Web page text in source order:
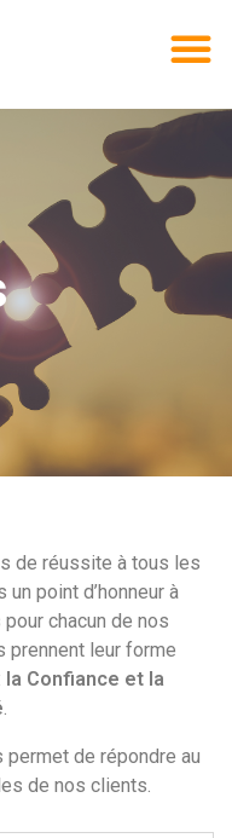
de réussite à tous les
point d’honneur à
chacun de nos
prennent leur forme
la Confiance et la
.
permet de répondre au
de nos clients.